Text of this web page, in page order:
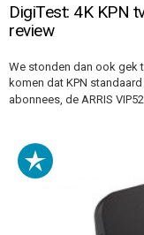
DigiTest: 4K KPN
review
We stonden dan ook gek
komen dat KPN
abonnees, de ARRIS